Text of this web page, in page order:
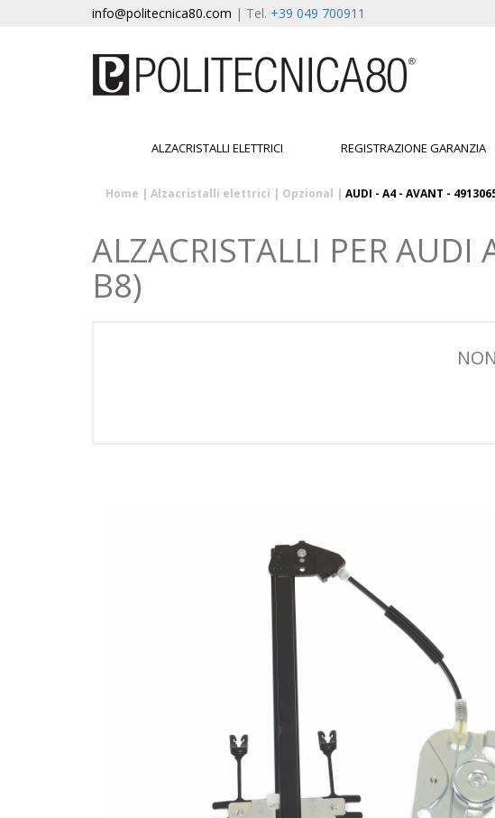
info@politecnica80.com | Tel. +39 049 700911
ALZACRISTALLI ELETTRICI REGISTRAZIONE GARANZIA
Home | Alzacristalli elettrici | Opzional | AUDI - A4 - AVANT -
ALZACRISTALLI PER
B8)